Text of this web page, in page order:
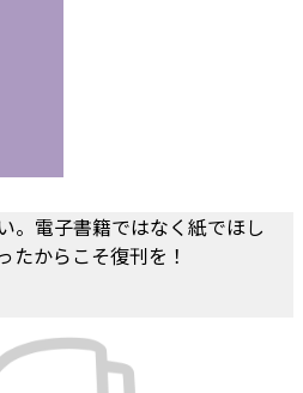
。電子書籍ではなく紙でほし
たからこそ復刊を！